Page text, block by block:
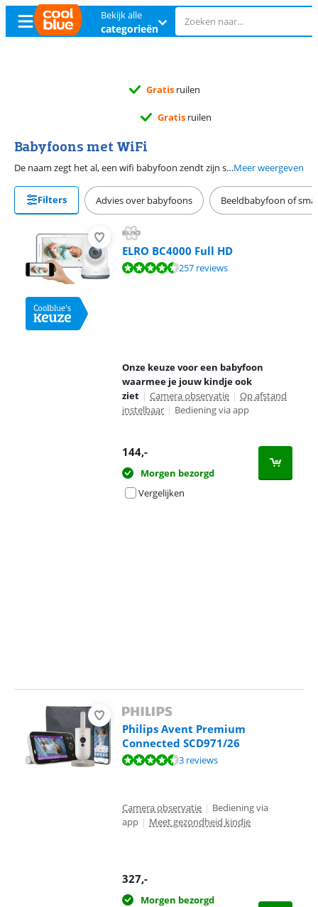
Bekijk alle
categorieën
Gratis ruilen
Gratis ruilen
Babyfoons met WiFi
De naam zegt het al, een wifi babyfoon zendt zijn signaal via het wifi netwerk. Vaak gebruik je deze babyfoons met je smartphone of tablet. Daarnaast zijn er babyfoons die zowel via een wifi verbinding als een digitale verbinding werken. Hierdoor bekijk je jouw kindje op de meegeleverde ouderunit en een app op je telefoon. Babyfoons met wifi hebben een groter bereik dan andere babyfoons. Let bij het maken van je keuze goed op de extra functies, zoals een terugspreekfunctie en het afspelen van slaapliedjes. Sommige wifi babyfoons hebben een opname functie. Zo maak je leuke foto's en video's als je kindje slaapt of in zijn bedje speelt.Meer weergeven
Filters Advies over babyfoons Beeldbabyfoon of
ELRO BC4000 Full HD
Beoordeling is 8,7 van de 10, gebaseerd op 257 reviews.
257 reviews
Onze keuze voor een babyfoon
waarmee je jouw kindje ook
ziet | Camera observatie | Op afstand
instelbaar | Bediening via app
144,-
Morgen bezorgd
Vergelijken
Philips Avent Premium
Connected SCD971/26
Beoordeling is 8,9 van de 10, gebaseerd op 3 reviews.
3 reviews
Camera observatie | Bediening via
app | Meet gezondheid kindje
327,-
Morgen bezorgd